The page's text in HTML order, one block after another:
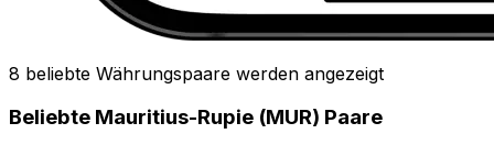
8 beliebte Währungspaare werden angezeigt
Beliebte Mauritius-Rupie (MUR) Paare